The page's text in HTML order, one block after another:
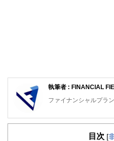
執筆者 : FINANCIAL
ファイナンシャルプラ
FinancialField編集部は
知識がない方でも理解
目次 [